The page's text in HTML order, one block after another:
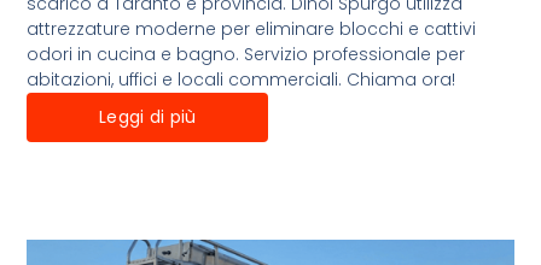
attrezzature moderne per eliminare blocchi e cattivi
odori in cucina e bagno. Servizio professionale per
abitazioni, uffici e locali commerciali. Chiama ora!
Leggi di più